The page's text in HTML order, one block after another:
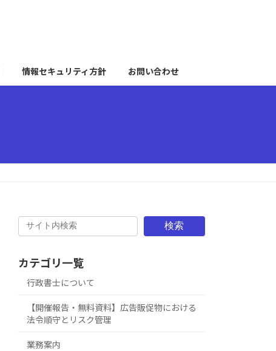
情報セキュリティ方針 お問い合わせ
検索
カテゴリ一覧
行政書士について
【開催報告・無料資料】広告販促物における
法令順守とリスク管理
業務案内